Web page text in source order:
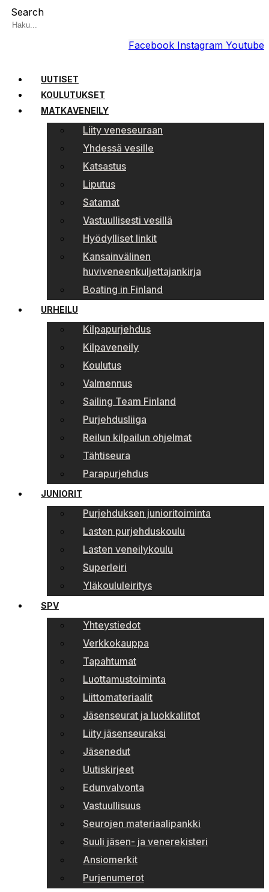
Search
Facebook Instagram Youtube
UUTISET
KOULUTUKSET
MATKAVENEILY
Liity veneseuraan
Yhdessä vesille
Katsastus
Liputus
Satamat
Vastuullisesti vesillä
Hyödylliset linkit
Kansainvälinen
huviveneenkuljettajankirja
Boating in Finland
URHEILU
Kilpapurjehdus
Kilpaveneily
Koulutus
Valmennus
Sailing Team Finland
Purjehdusliiga
Reilun kilpailun ohjelmat
Tähtiseura
Parapurjehdus
JUNIORIT
Purjehduksen junioritoiminta
Lasten purjehduskoulu
Lasten veneilykoulu
Superleiri
Yläkoululeiritys
SPV
Yhteystiedot
Verkkokauppa
Tapahtumat
Luottamustoiminta
Liittomateriaalit
Jäsenseurat ja luokkaliitot
Liity jäsenseuraksi
Jäsenedut
Uutiskirjeet
Edunvalvonta
Vastuullisuus
Seurojen materiaalipankki
Suuli jäsen- ja venerekisteri
Ansiomerkit
Purjenumerot